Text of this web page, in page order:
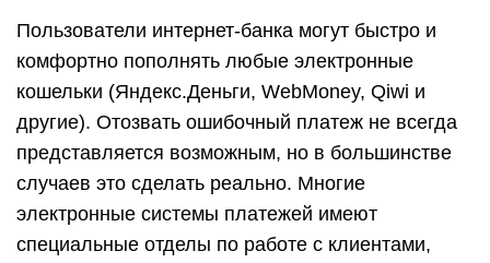
Пользователи интернет-банка могут быстро и
комфортно пополнять любые электронные
кошельки (Яндекс.Деньги, WebMoney, Qiwi и
другие). Отозвать ошибочный платеж не всегда
представляется возможным, но в большинстве
случаев это сделать реально. Многие
электронные системы платежей имеют
специальные отделы по работе с клиентами,